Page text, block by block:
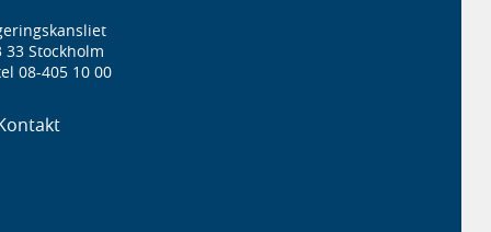
33 Stockholm
08-405 10 00